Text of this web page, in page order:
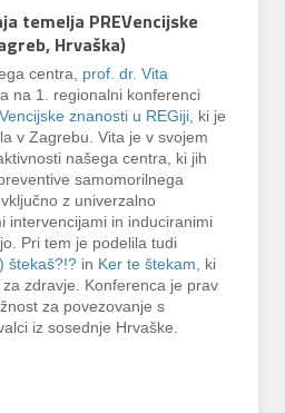
temelja PREVencijske
Hrvaška)
centra, prof. dr. Vita
na 1. regionalni konferenci
znanosti u REGiji, ki je
v Zagrebu. Vita je v svojem
našega centra, ki jih
samomorilnega
z univerzalno
intervencijami in induciranimi
Pri tem je podelila tudi
štekaš?!? in Ker te štekam, ki
zdravje. Konferenca je prav
za povezovanje s
iz sosednje Hrvaške.